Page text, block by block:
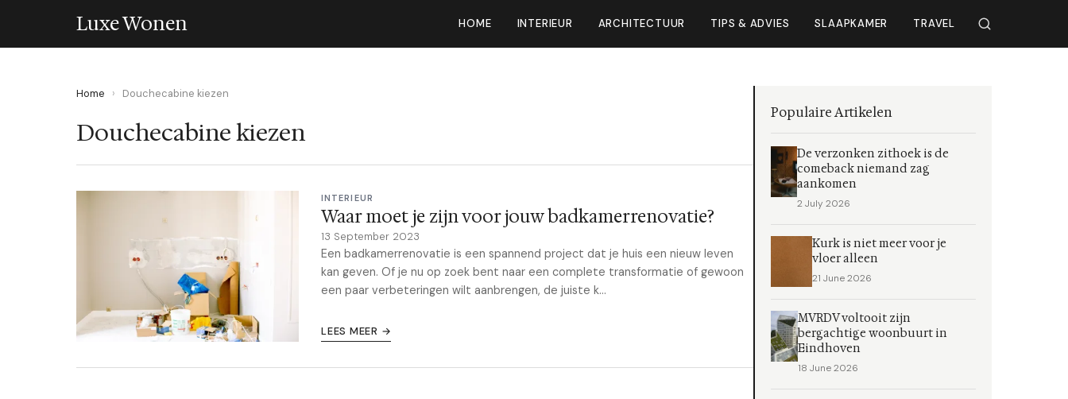
Luxe Wonen HOME INTERIEUR ARCHITECTUUR TIPS & ADVIES SLAAPKAMER TRAVEL
Home › Douchecabine kiezen
Douchecabine kiezen
INTERIEUR
Waar moet je zijn voor jouw badkamerrenovatie?
13 September 2023
Een badkamerrenovatie is een spannend project dat je huis een nieuw leven
kan geven. Of je nu op zoek bent naar een complete transformatie of gewoon
een paar verbeteringen wilt aanbrengen, de juiste k...
LEES MEER →
Populaire Artikelen
De verzonken zithoek is de
comeback niemand zag
aankomen
2 July 2026
Kurk is niet meer voor je
vloer alleen
21 June 2026
MVRDV voltooit zijn
bergachtige woonbuurt in
Eindhoven
18 June 2026